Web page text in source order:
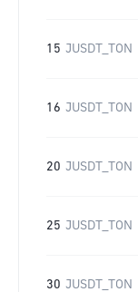
15 JUSDT_TON
16 JUSDT_TON
20 JUSDT_TON
25 JUSDT_TON
30 JUSDT_TON